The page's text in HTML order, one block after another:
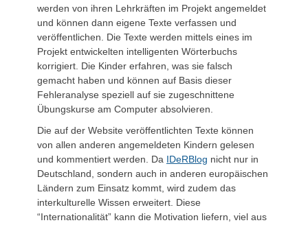
werden von ihren Lehrkräften im Projekt angemeldet
und können dann eigene Texte verfassen und
veröffentlichen. Die Texte werden mittels eines im
Projekt entwickelten intelligenten Wörterbuchs
korrigiert. Die Kinder erfahren, was sie falsch
gemacht haben und können auf Basis dieser
Fehleranalyse speziell auf sie zugeschnittene
Übungskurse am Computer absolvieren.
Die auf der Website veröffentlichten Texte können
von allen anderen angemeldeten Kindern gelesen
und kommentiert werden. Da IDeRBlog nicht nur in
Deutschland, sondern auch in anderen europäischen
Ländern zum Einsatz kommt, wird zudem das
interkulturelle Wissen erweitert. Diese
“Internationalität” kann die Motivation liefern, viel aus